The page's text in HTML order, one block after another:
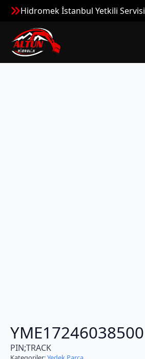
Hidromek İstanbul Yetkili Servisi
YME17246038500
PIN;TRACK